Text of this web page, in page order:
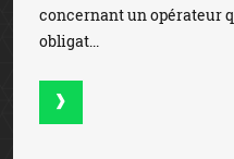
concernant un opérateur
obligat...